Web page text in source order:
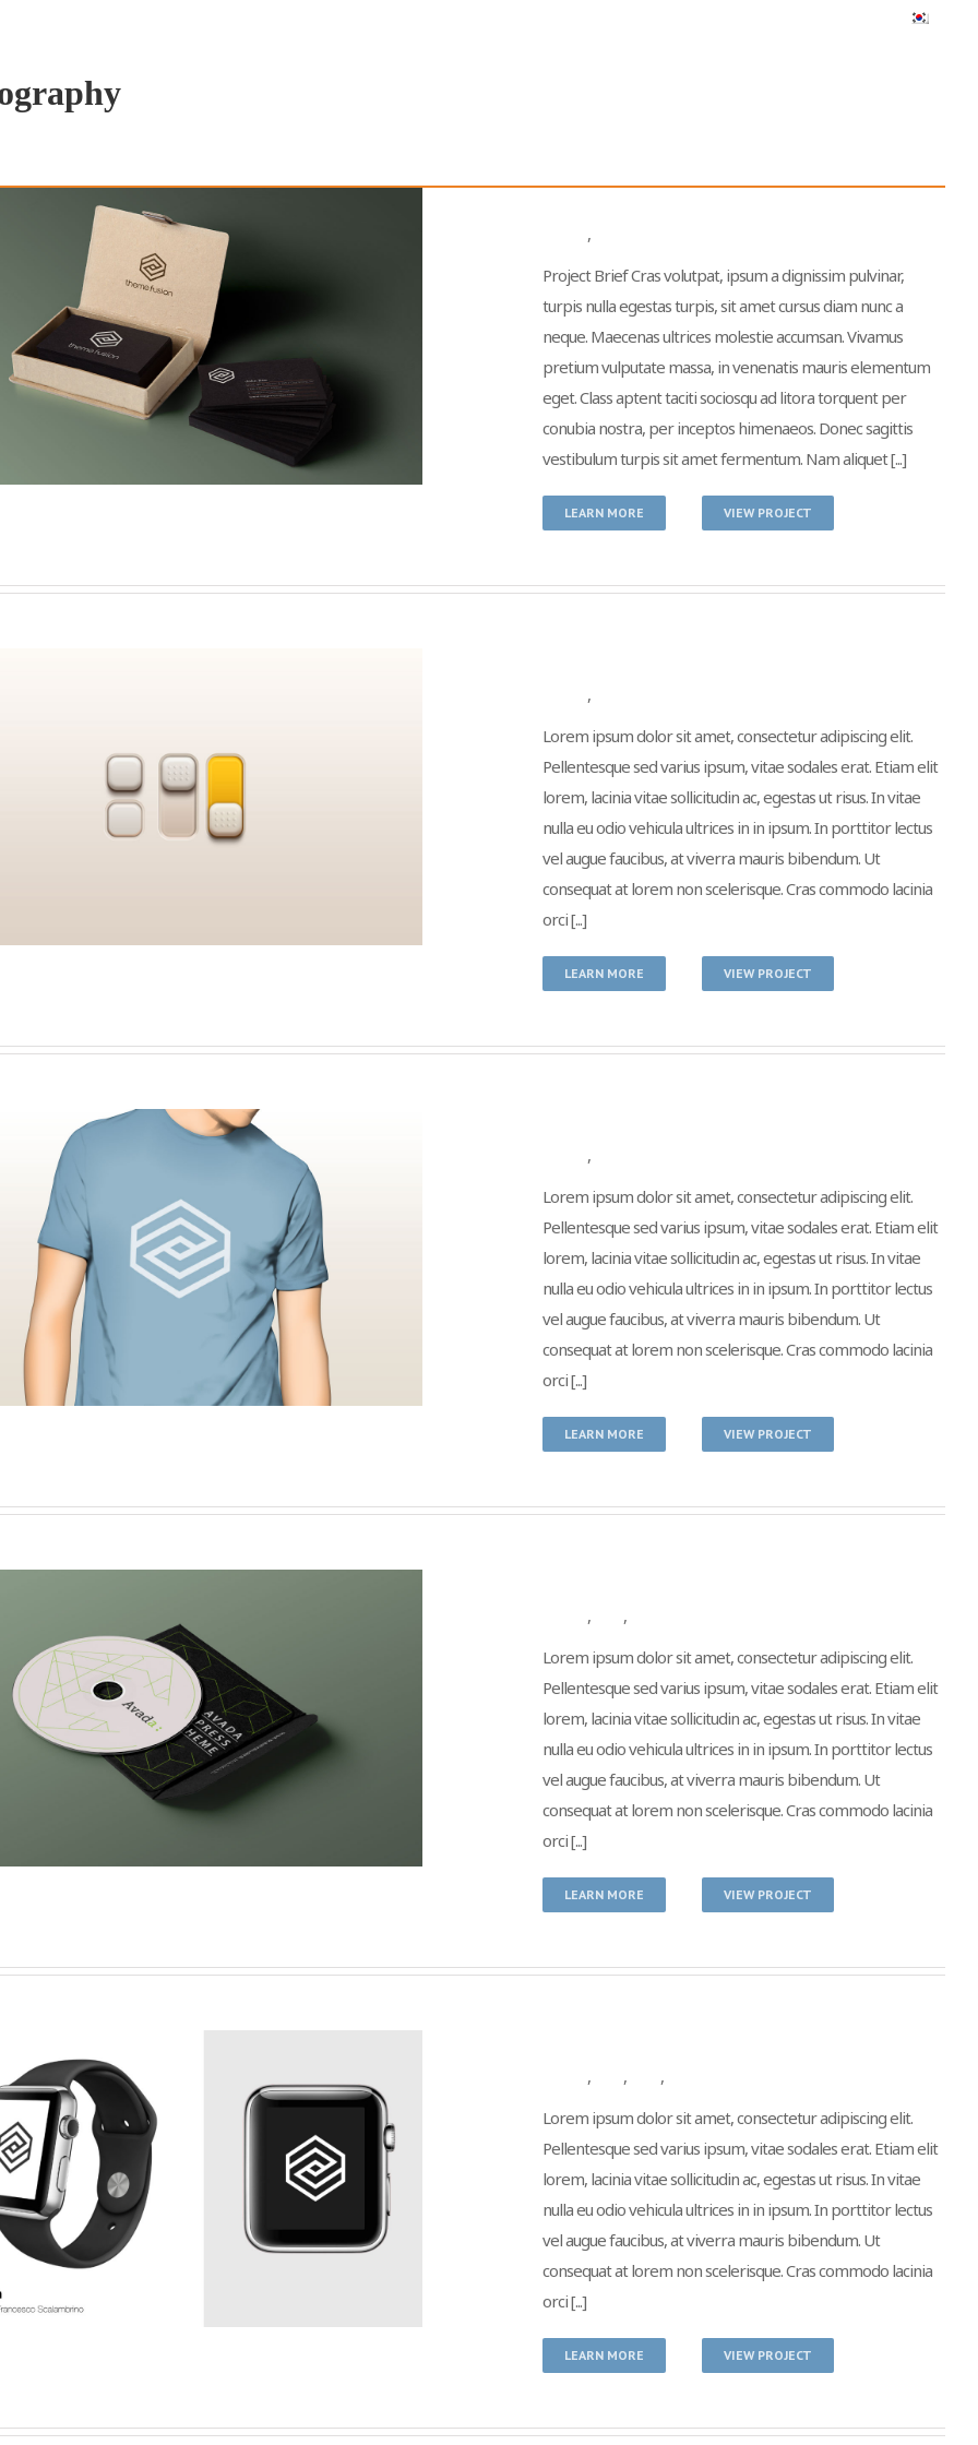
,Design
Project Brief Cras volutpat, ipsum a dignissim pulvinar,
turpis nulla egestas turpis, sit amet cursus diam nunc a
neque. Maecenas ultrices molestie accumsan. Vivamus
pretium vulputate massa, in venenatis mauris elementum
eget. Class aptent taciti sociosqu ad litora torquent per
conubia nostra, per inceptos himenaeos. Donec sagittis
vestibulum turpis sit amet fermentum. Nam aliquet [...]
LEARN MORE VIEW PROJECT
,Design
Lorem ipsum dolor sit amet, consectetur adipiscing elit.
Pellentesque sed varius ipsum, vitae sodales erat. Etiam elit
lorem, lacinia vitae sollicitudin ac, egestas ut risus. In vitae
nulla eu odio vehicula ultrices in in ipsum. In porttitor lectus
vel augue faucibus, at viverra mauris bibendum. Ut
consequat at lorem non scelerisque. Cras commodo lacinia
orci [...]
LEARN MORE VIEW PROJECT
,Design
Lorem ipsum dolor sit amet, consectetur adipiscing elit.
Pellentesque sed varius ipsum, vitae sodales erat. Etiam elit
lorem, lacinia vitae sollicitudin ac, egestas ut risus. In vitae
nulla eu odio vehicula ultrices in in ipsum. In porttitor lectus
vel augue faucibus, at viverra mauris bibendum. Ut
consequat at lorem non scelerisque. Cras commodo lacinia
orci [...]
LEARN MORE VIEW PROJECT
,Design ,Mobile
Lorem ipsum dolor sit amet, consectetur adipiscing elit.
Pellentesque sed varius ipsum, vitae sodales erat. Etiam elit
lorem, lacinia vitae sollicitudin ac, egestas ut risus. In vitae
nulla eu odio vehicula ultrices in in ipsum. In porttitor lectus
vel augue faucibus, at viverra mauris bibendum. Ut
consequat at lorem non scelerisque. Cras commodo lacinia
orci [...]
LEARN MORE VIEW PROJECT
,Design ,Mobile ,WordPress
Lorem ipsum dolor sit amet, consectetur adipiscing elit.
Pellentesque sed varius ipsum, vitae sodales erat. Etiam elit
lorem, lacinia vitae sollicitudin ac, egestas ut risus. In vitae
nulla eu odio vehicula ultrices in in ipsum. In porttitor lectus
vel augue faucibus, at viverra mauris bibendum. Ut
consequat at lorem non scelerisque. Cras commodo lacinia
orci [...]
LEARN MORE VIEW PROJECT